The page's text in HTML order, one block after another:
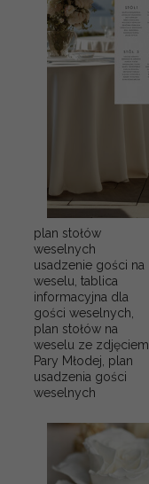
plan stołów
weselnych
usadzenie gości na
weselu, tablica
informacyjna dla
gości weselnych,
plan stołów na
weselu ze zdjęciem
Pary Młodej, plan
usadzenia gości
weselnych